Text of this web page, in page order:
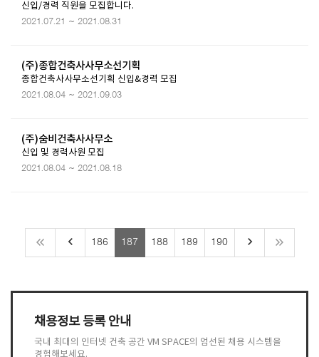
신입/경력 직원을 모집합니다.
2021.07.21 ~ 2021.08.31
(주)종합건축사사무소선기획
종합건축사사무소선기획 신입&경력 모집
2021.08.04 ~ 2021.09.03
(주)숨비건축사사무소
신입 및 경력사원 모집
2021.08.04 ~ 2021.08.18
keyboard_arrow_left 186 187 188 189 190 keyboard_arrow_right
채용정보 등록 안내
국내 최대의 인터넷 건축 공간 VM SPACE의 엄선된 채용 시스템을
경험해보세요.